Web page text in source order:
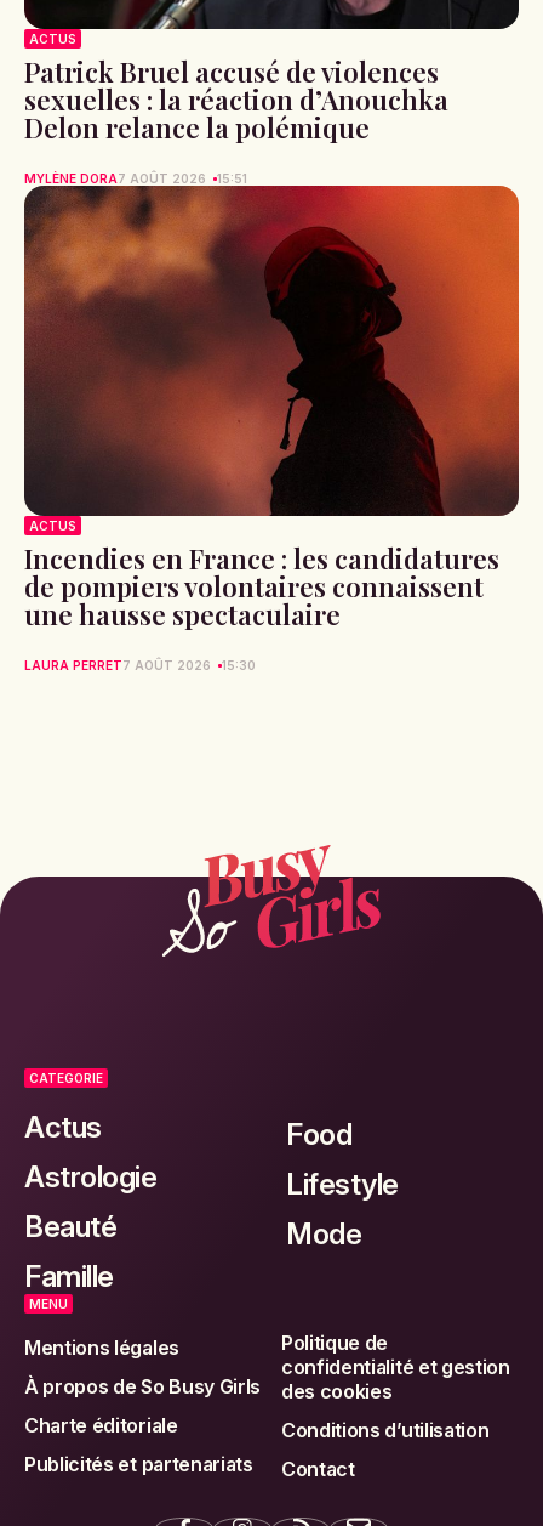
ACTUS
Patrick Bruel accusé de violences
sexuelles : la réaction d’Anouchka
Delon relance la polémique
MYLÈNE DORA7 AOÛT 2026 15:51
ACTUS
Incendies en France : les candidatures
de pompiers volontaires connaissent
une hausse spectaculaire
LAURA PERRET7 AOÛT 2026 15:30
CATEGORIE
Actus
Astrologie
Beauté
Famille
Food
Lifestyle
Mode
MENU
Mentions légales
À propos de So Busy Girls
Charte éditoriale
Publicités et partenariats
Politique de
confidentialité et gestion
des cookies
Conditions d’utilisation
Contact